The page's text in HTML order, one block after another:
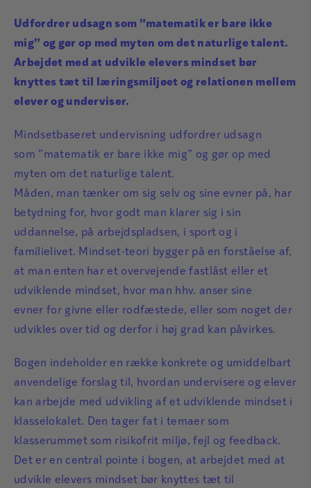
Udfordrer udsagn som ”matematik er bare ikke
mig” og gør op med myten om det naturlige talent.
Arbejdet med at udvikle elevers mindset bør
knyttes tæt til læringsmiljøet og relationen mellem
elever og underviser.
Mindsetbaseret undervisning udfordrer udsagn
som ”matematik er bare ikke mig” og gør op med
myten om det naturlige talent.
Måden, man tænker om sig selv og sine evner på, har
betydning for, hvor godt man klarer sig i sin
uddannelse, på arbejdspladsen, i sport og i
familielivet. Mindset-teori bygger på en forståelse af,
at man enten har et overvejende fastlåst eller et
udviklende mindset, hvor man hhv. anser sine
evner for givne eller rodfæstede, eller som noget der
udvikles over tid og derfor i høj grad kan påvirkes.
Bogen indeholder en række konkrete og umiddelbart
anvendelige forslag til, hvordan undervisere og elever
kan arbejde med udvikling af et udviklende mindset i
klasselokalet. Den tager fat i temaer som
klasserummet som risikofrit miljø, fejl og feedback.
Det er en central pointe i bogen, at arbejdet med at
udvikle elevers mindset bør knyttes tæt til